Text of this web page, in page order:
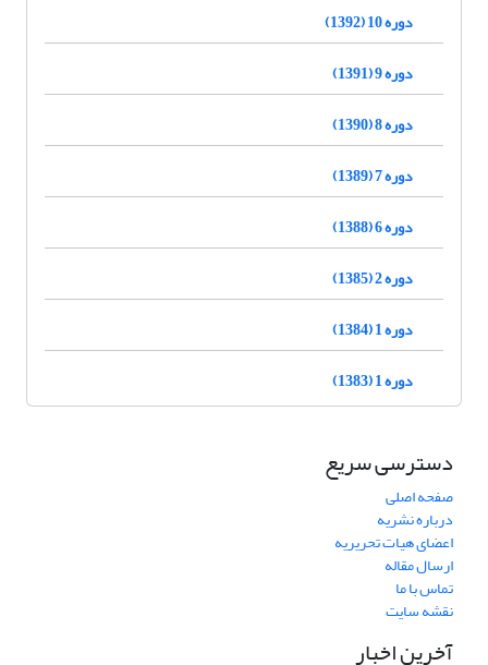
دوره 10 (1392)
دوره 9 (1391)
دوره 8 (1390)
دوره 7 (1389)
دوره 6 (1388)
دوره 2 (1385)
دوره 1 (1384)
دوره 1 (1383)
دسترسی سریع
صفحه اصلی
درباره نشریه
اعضای هیات تحریریه
ارسال مقاله
تماس با ما
نقشه سایت
آخرین اخبار